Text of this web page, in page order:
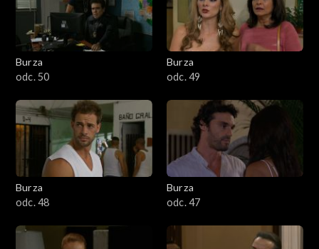
Burza
odc. 50
Burza
odc. 49
Burza
odc. 48
Burza
odc. 47